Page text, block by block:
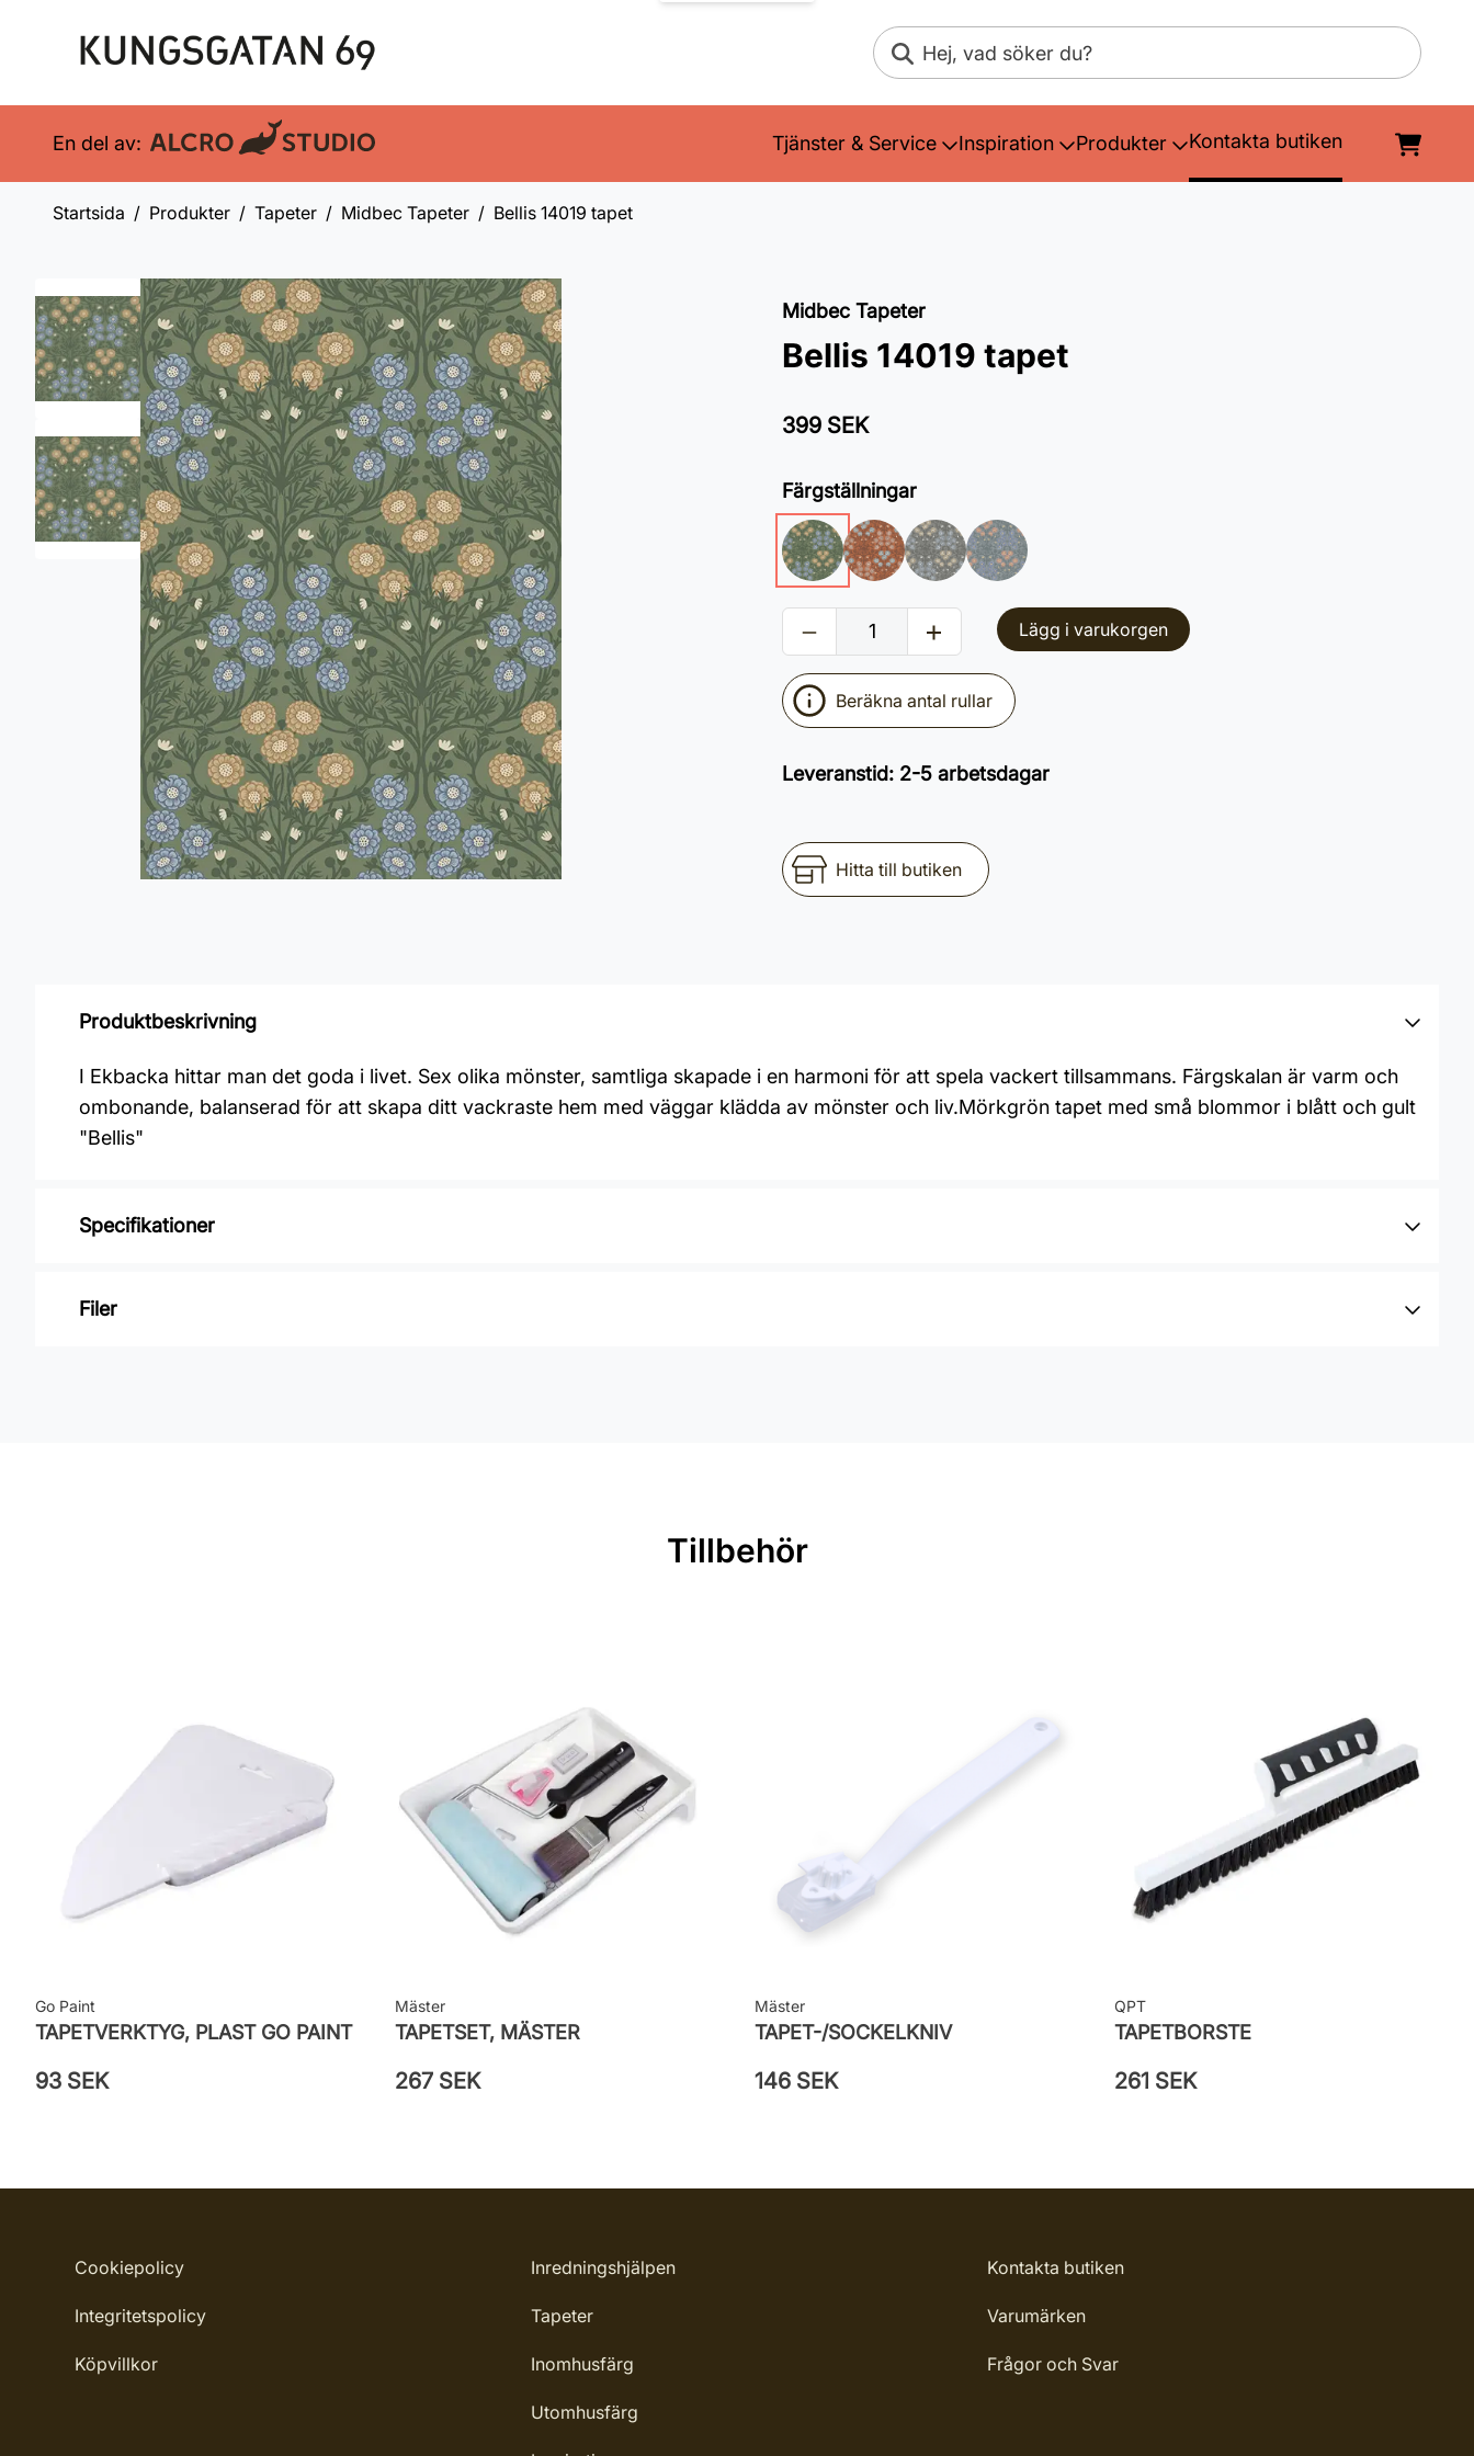
Sök
En del av: Tjänster & Service Inspiration Produkter Kontakta butiken
Startsida Produkter Tapeter Midbec Tapeter Bellis 14019 tapet
Midbec Tapeter
Bellis 14019 tapet
399 SEK
Färgställningar
Lägg i varukorgen
Beräkna antal rullar
Leveranstid: 2-5 arbetsdagar
Hitta till butiken
Produktbeskrivning
I Ekbacka hittar man det goda i livet. Sex olika mönster, samtliga skapade i en harmoni för att spela vackert tillsammans. Färgskalan är varm och
ombonande, balanserad för att skapa ditt vackraste hem med väggar klädda av mönster och liv.Mörkgrön tapet med små blommor i blått och gult
"Bellis"
Specifikationer
Varumärke: Midbec Tapeter
Leverantörens artikelnummer: 14019
Filer
Tillbehör
Go Paint
TAPETVERKTYG, PLAST GO PAINT
93 SEK
Mäster
TAPETSET, MÄSTER
267 SEK
Mäster
TAPET-/SOCKELKNIV
146 SEK
QPT
TAPETBORSTE
261 SEK
Cookiepolicy
Integritetspolicy
Köpvillkor
Inredningshjälpen
Tapeter
Inomhusfärg
Utomhusfärg
Kontakta butiken
Varumärken
Frågor och Svar